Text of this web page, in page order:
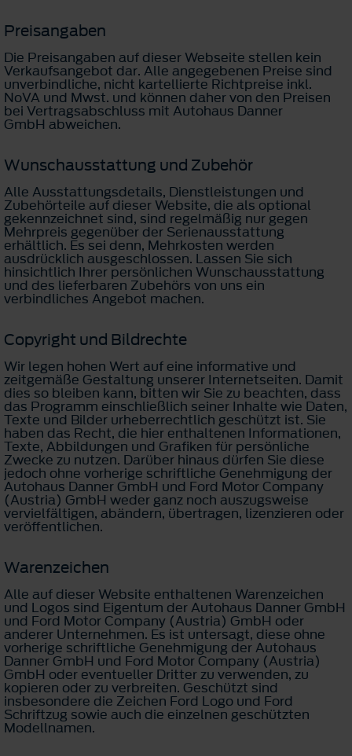
Preisangaben
Die Preisangaben auf dieser Webseite stellen kein
Verkaufsangebot dar. Alle angegebenen Preise sind
unverbindliche, nicht kartellierte Richtpreise inkl.
NoVA und Mwst. und können daher von den Preisen
bei Vertragsabschluss mit Autohaus Danner
GmbH abweichen.
Wunschausstattung und Zubehör
Alle Ausstattungsdetails, Dienstleistungen und
Zubehörteile auf dieser Website, die als optional
gekennzeichnet sind, sind regelmäßig nur gegen
Mehrpreis gegenüber der Serienausstattung
erhältlich. Es sei denn, Mehrkosten werden
ausdrücklich ausgeschlossen. Lassen Sie sich
hinsichtlich Ihrer persönlichen Wunschausstattung
und des lieferbaren Zubehörs von uns ein
verbindliches Angebot machen.
Copyright und Bildrechte
Wir legen hohen Wert auf eine informative und
zeitgemäße Gestaltung unserer Internetseiten. Damit
dies so bleiben kann, bitten wir Sie zu beachten, dass
das Programm einschließlich seiner Inhalte wie Daten,
Texte und Bilder urheberrechtlich geschützt ist. Sie
haben das Recht, die hier enthaltenen Informationen,
Texte, Abbildungen und Grafiken für persönliche
Zwecke zu nutzen. Darüber hinaus dürfen Sie diese
jedoch ohne vorherige schriftliche Genehmigung der
Autohaus Danner GmbH und Ford Motor Company
(Austria) GmbH weder ganz noch auszugsweise
vervielfältigen, abändern, übertragen, lizenzieren oder
veröffentlichen.
Warenzeichen
Alle auf dieser Website enthaltenen Warenzeichen
und Logos sind Eigentum der Autohaus Danner GmbH
und Ford Motor Company (Austria) GmbH oder
anderer Unternehmen. Es ist untersagt, diese ohne
vorherige schriftliche Genehmigung der Autohaus
Danner GmbH und Ford Motor Company (Austria)
GmbH oder eventueller Dritter zu verwenden, zu
kopieren oder zu verbreiten. Geschützt sind
insbesondere die Zeichen Ford Logo und Ford
Schriftzug sowie auch die einzelnen geschützten
Modellnamen.